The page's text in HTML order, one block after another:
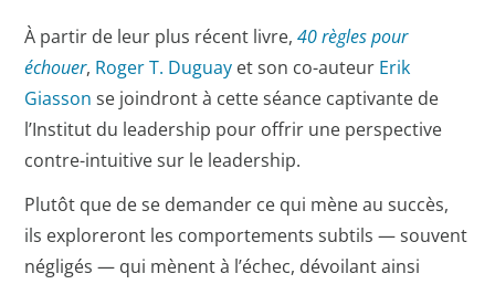
À partir de leur plus récent livre,40 règles pour
échouer, Roger T. Duguay et son co-auteur Erik
Giasson se joindront à cette séance captivante de
l’Institut du leadership pour offrir une perspective
contre-intuitive sur le leadership.
Plutôt que de se demander ce qui mène au succès,
ils exploreront les comportements subtils — souvent
négligés — qui mènent à l’échec, dévoilant ainsi